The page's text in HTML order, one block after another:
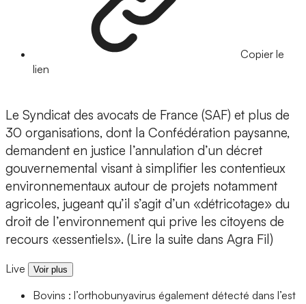
Copier le
lien
Le Syndicat des avocats de France (SAF) et plus de
30 organisations, dont la Confédération paysanne,
demandent en justice l’annulation d’un décret
gouvernemental visant à simplifier les contentieux
environnementaux autour de projets notamment
agricoles, jugeant qu’il s’agit d’un «détricotage» du
droit de l’environnement qui prive les citoyens de
recours «essentiels». (Lire la suite dans Agra Fil)
Live Voir plus
Bovins : l’orthobunyavirus également détecté dans l’est